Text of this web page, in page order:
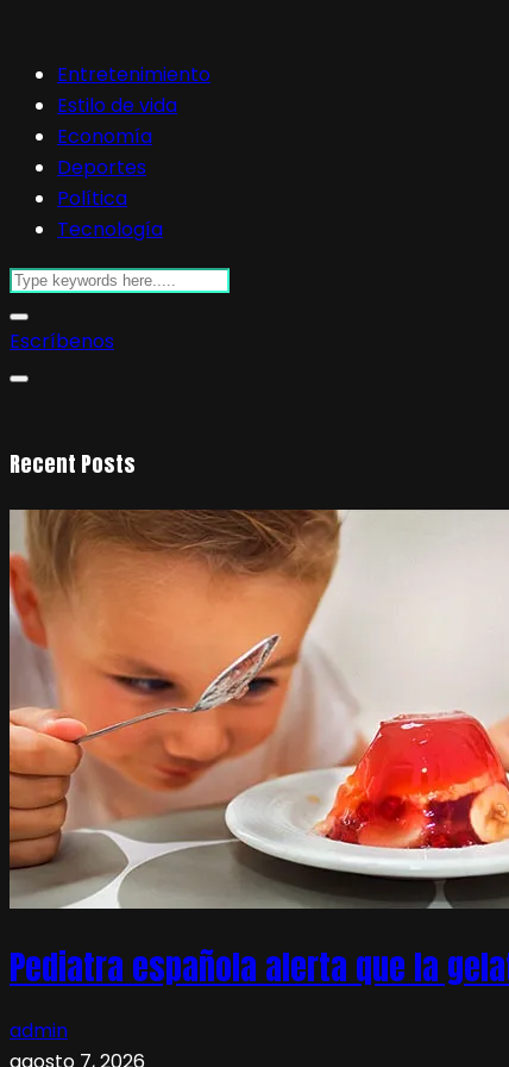
Entretenimiento
Estilo de vida
Economía
Deportes
Política
Tecnología
Escríbenos
Recent Posts
Pediatra española alerta que la
admin